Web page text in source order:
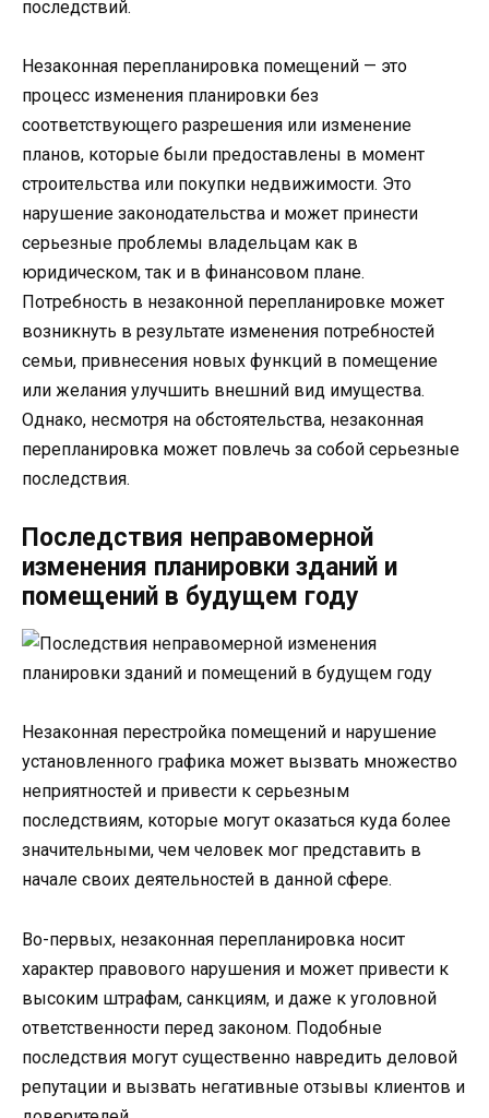
последствий.
Незаконная перепланировка помещений — это
процесс изменения планировки без
соответствующего разрешения или изменение
планов, которые были предоставлены в момент
строительства или покупки недвижимости. Это
нарушение законодательства и может принести
серьезные проблемы владельцам как в
юридическом, так и в финансовом плане.
Потребность в незаконной перепланировке может
возникнуть в результате изменения потребностей
семьи, привнесения новых функций в помещение
или желания улучшить внешний вид имущества.
Однако, несмотря на обстоятельства, незаконная
перепланировка может повлечь за собой серьезные
последствия.
Последствия неправомерной
изменения планировки зданий и
помещений в будущем году
Незаконная перестройка помещений и нарушение
установленного графика может вызвать множество
неприятностей и привести к серьезным
последствиям, которые могут оказаться куда более
значительными, чем человек мог представить в
начале своих деятельностей в данной сфере.
Во-первых, незаконная перепланировка носит
характер правового нарушения и может привести к
высоким штрафам, санкциям, и даже к уголовной
ответственности перед законом. Подобные
последствия могут существенно навредить деловой
репутации и вызвать негативные отзывы клиентов и